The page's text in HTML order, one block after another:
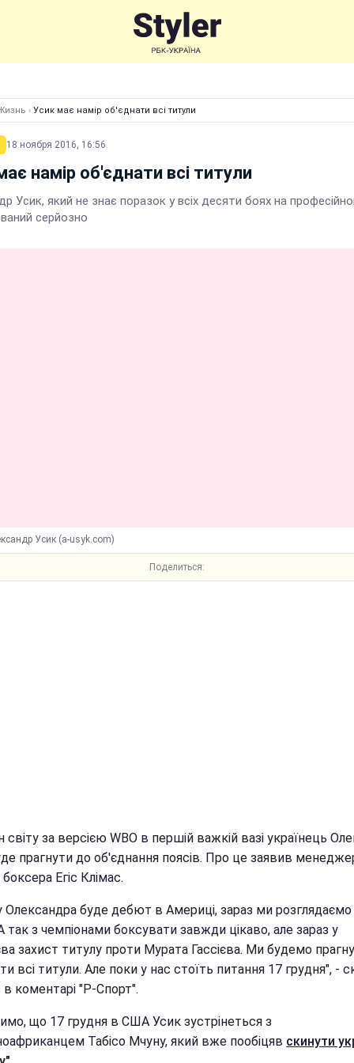
› Усик має намір об'єднати всі титули
18 ноября 2016, 16:56
намір об'єднати всі титули
Усик, який не знає поразок у всіх десяти боях на
серйозно
Усик (a-usyk.com)
Поделиться:
світу за версією WBO в першій важкій вазі українець
прагнути до об'єднання поясів. Про це заявив
Егіс Клімас.
Олександра буде дебют в Америці, зараз ми
так з чемпіонами боксувати завжди цікаво, але зараз у
захист титулу проти Мурата Гассієва. Ми будемо
всі титули. Але поки у нас стоїть питання 17 грудня", -
коментарі "Р-Спорт".
що 17 грудня в США Усик зустрінеться з
Табісо Мчуну, який вже пообіцяв скинути